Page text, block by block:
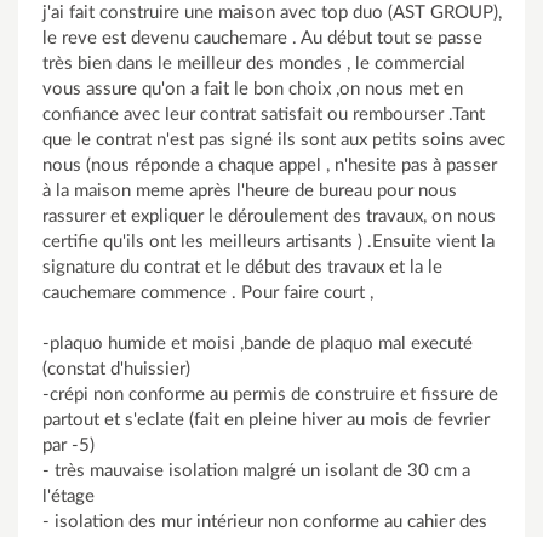
j'ai fait construire une maison avec top duo (AST GROUP),
le reve est devenu cauchemare . Au début tout se passe
très bien dans le meilleur des mondes , le commercial
vous assure qu'on a fait le bon choix ,on nous met en
confiance avec leur contrat satisfait ou rembourser .Tant
que le contrat n'est pas signé ils sont aux petits soins avec
nous (nous réponde a chaque appel , n'hesite pas à passer
à la maison meme après l'heure de bureau pour nous
rassurer et expliquer le déroulement des travaux, on nous
certifie qu'ils ont les meilleurs artisants ) .Ensuite vient la
signature du contrat et le début des travaux et la le
cauchemare commence . Pour faire court ,
-plaquo humide et moisi ,bande de plaquo mal executé
(constat d'huissier)
-crépi non conforme au permis de construire et fissure de
partout et s'eclate (fait en pleine hiver au mois de fevrier
par -5)
- très mauvaise isolation malgré un isolant de 30 cm a
l'étage
- isolation des mur intérieur non conforme au cahier des